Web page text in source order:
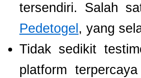
tersendiri. Salah
Pedetogel , yang
Tidak sedikit
platform